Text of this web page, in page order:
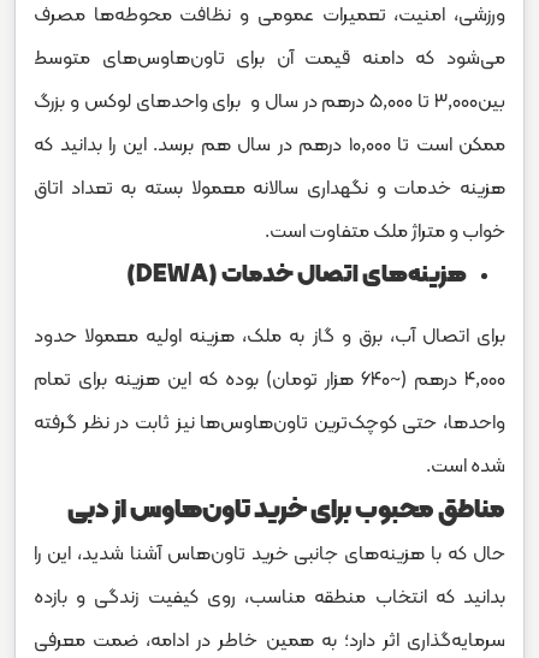
ورزشی، امنیت، تعمیرات عمومی و نظافت محوطه‌ها مصرف
می‌شود که دامنه قیمت آن برای تاون‌هاوس‌های متوسط
بین۳,۰۰۰ تا ۵,۰۰۰ درهم در سال و برای واحدهای لوکس و بزرگ
ممکن است تا ۱۰,۰۰۰ درهم در سال هم برسد. این را بدانید که
هزینه خدمات و نگهداری سالانه معمولا بسته به تعداد اتاق
خواب و متراژ ملک متفاوت است.
هزینه‌های اتصال خدمات (DEWA)
برای اتصال آب، برق و گاز به ملک، هزینه اولیه معمولا حدود
۴,۰۰۰ درهم (~۶۴۰ هزار تومان) بوده که این هزینه برای تمام
واحدها، حتی کوچک‌ترین تاون‌هاوس‌ها نیز ثابت در نظر گرفته
شده است.
مناطق محبوب برای خرید تاون‌هاوس از دبی
حال که با هزینه‌های جانبی خرید تاون‌هاس آشنا شدید، این را
بدانید که انتخاب منطقه مناسب، روی کیفیت زندگی و بازده
سرمایه‌گذاری اثر دارد؛ به همین خاطر در ادامه، ضمت معرفی